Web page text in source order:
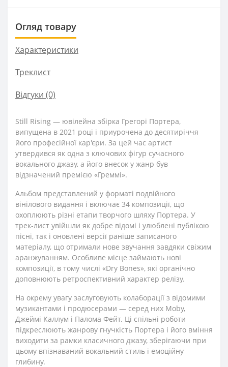
Огляд товару
Характеристики
Треклист
Відгуки (0)
Still Rising — ювілейна збірка Грегорі Портера,
випущена в 2021 році і приурочена до десятиріччя
його професійної кар'єри. За цей час артист
утвердився як одна з ключових фігур сучасного
вокального джазу, а його внесок у жанр був
відзначений премією «Греммі».
Альбом представлений у форматі подвійного
вінілового видання і включає 34 композиції, що
охоплюють різні етапи творчого шляху Портера. У
трек-лист увійшли як добре відомі і улюблені публікою
пісні, так і оновлені версії раніше записаного
матеріалу, що отримали нове звучання завдяки свіжим
аранжуванням. Особливе місце займають нові
композиції, в тому числі «Dry Bones», які органічно
доповнюють ретроспективний характер релізу.
На окрему увагу заслуговують колаборації з відомими
музикантами і продюсерами — серед них Moby,
Джеймі Каллум і Палома Фейт. Ці спільні роботи
підкреслюють жанрову гнучкість Портера і його вміння
виходити за рамки класичного джазу, зберігаючи при
цьому впізнаваний вокальний стиль і емоційну
глибину.